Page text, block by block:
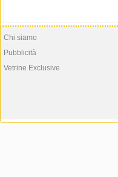
Chi siamo
Pubblicità
Vetrine Exclusive